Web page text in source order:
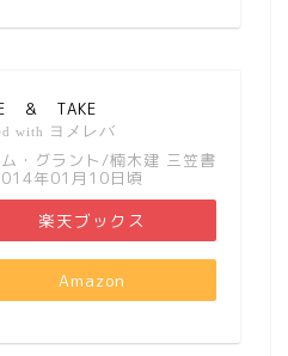
＆ TAKE
with ヨメレバ
・グラント/楠木建 三笠書
年01月10日頃
楽天ブックス
Amazon